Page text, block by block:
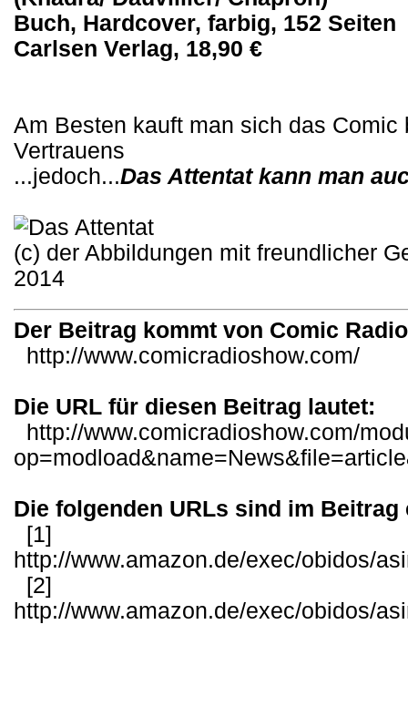
Buch, Hardcover, farbig, 152 Seiten
Carlsen Verlag, 18,90 €
Am Besten kauft man sich das
Vertrauens
...jedoch...Das Attentat kann man
(c) der Abbildungen mit freundlicher
2014
Der Beitrag kommt von Comic
http://www.comicradioshow.com/
Die URL für diesen Beitrag lautet:
http://www.comicradioshow.com/
Die folgenden URLs sind im Beitrag
[1]
http://www.amazon.de/exec/obidos/
[2]
http://www.amazon.de/exec/obidos/